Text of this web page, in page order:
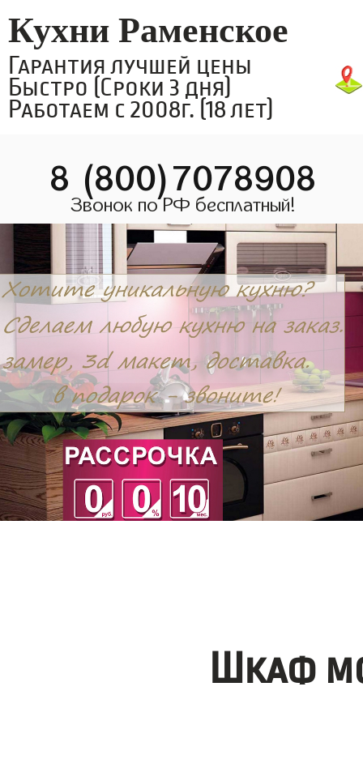
Кухни Раменское
Гарантия лучшей цены
Быстро (Сроки 3 дня)
Работаем с 2008г. (18 лет)
8 (800)7078908
Звонок по РФ бесплатный!
Шкаф